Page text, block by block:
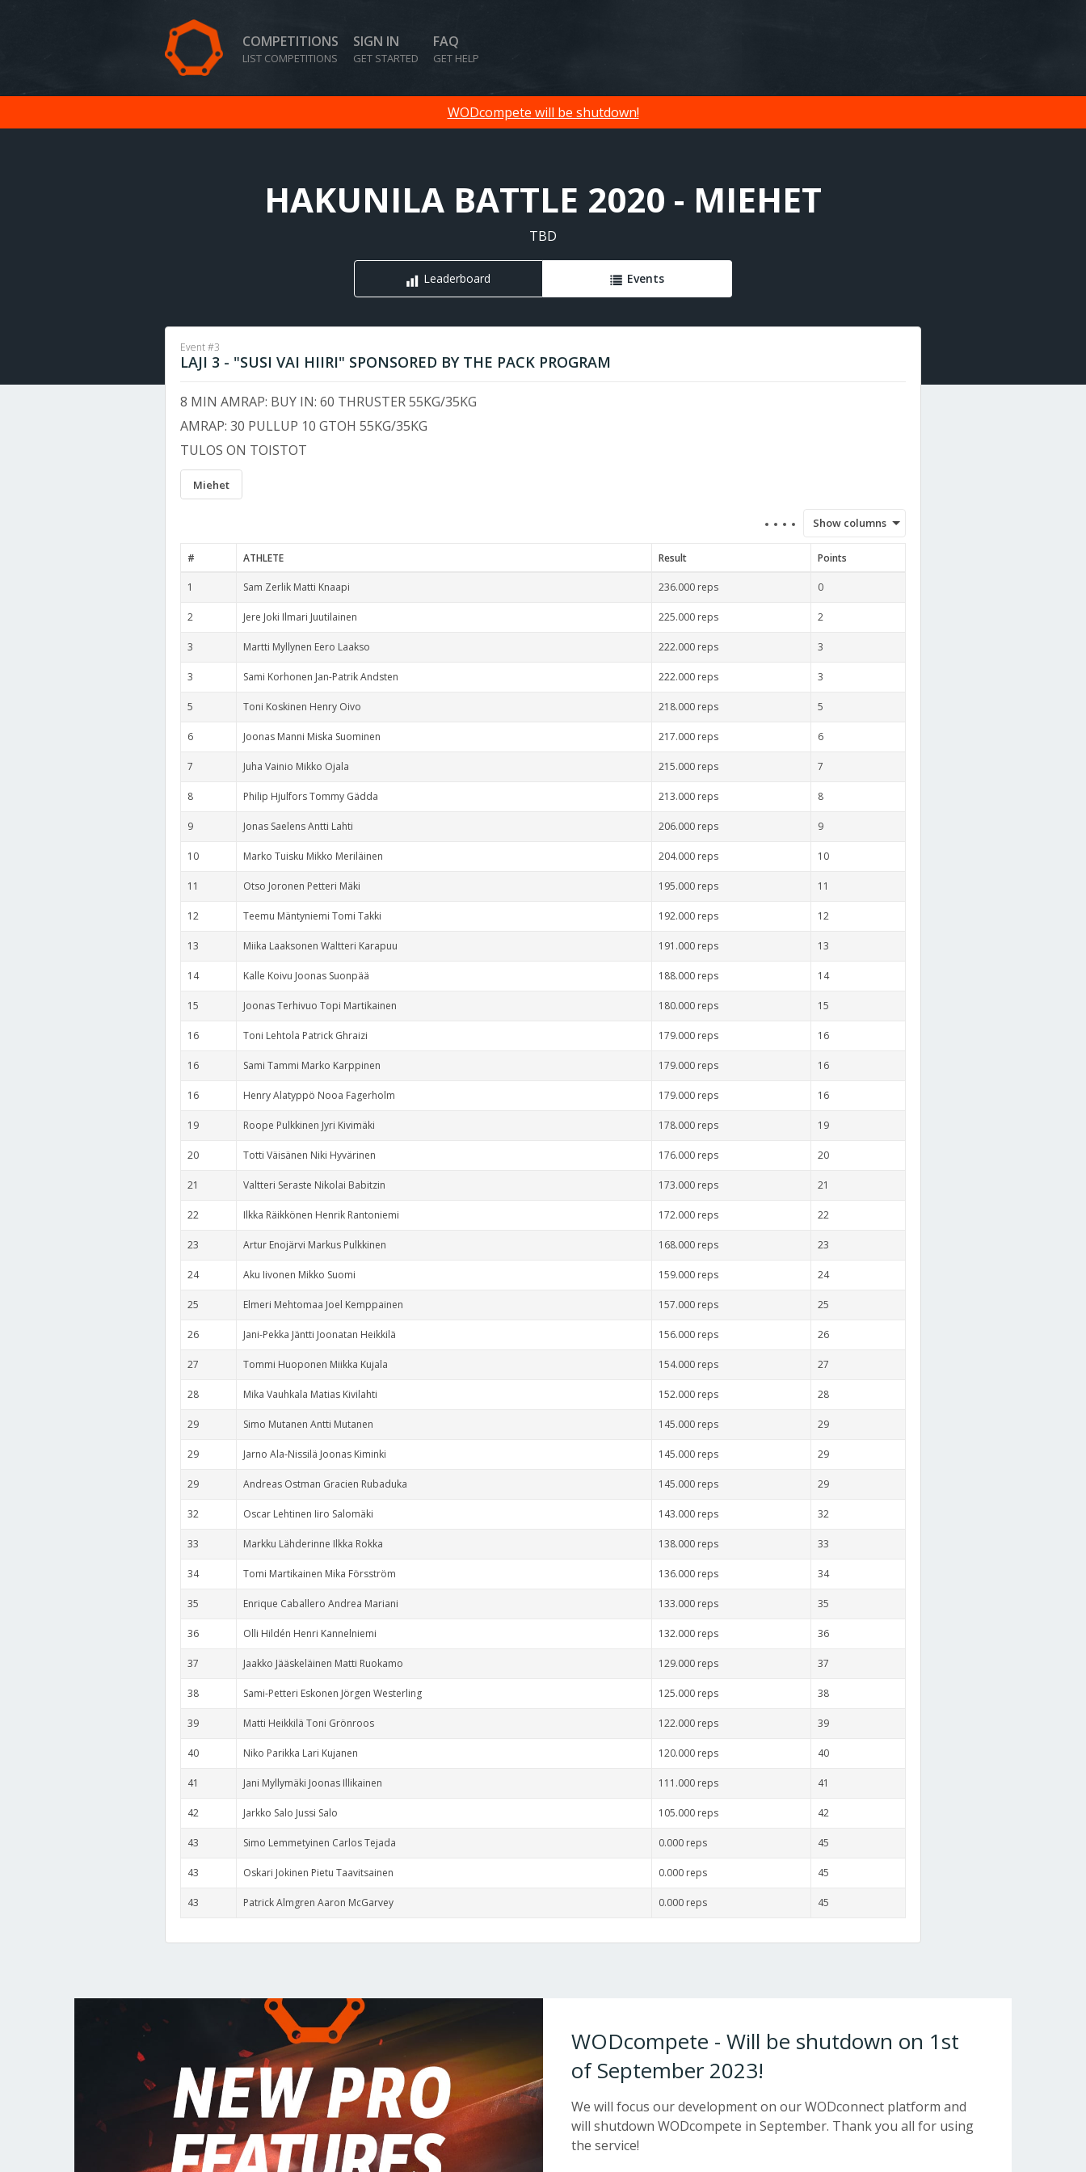
COMPETITIONS
LIST COMPETITIONS
SIGN IN
GET STARTED
FAQ
GET HELP
WODcompete will be shutdown!
HAKUNILA BATTLE 2020 - MIEHET
TBD
Leaderboard Events
Event #3
LAJI 3 - "SUSI VAI HIIRI" SPONSORED BY THE PACK PROGRAM
8 MIN AMRAP: BUY IN: 60 THRUSTER 55KG/35KG
AMRAP: 30 PULLUP 10 GTOH 55KG/35KG
TULOS ON TOISTOT
Miehet
Show columns
# ATHLETE Result Points
1 Sam Zerlik Matti Knaapi 236.000 reps 0
2 Jere Joki Ilmari Juutilainen 225.000 reps 2
3 Martti Myllynen Eero Laakso 222.000 reps 3
3 Sami Korhonen Jan-Patrik Andsten 222.000 reps 3
5 Toni Koskinen Henry Oivo 218.000 reps 5
6 Joonas Manni Miska Suominen 217.000 reps 6
7 Juha Vainio Mikko Ojala 215.000 reps 7
8 Philip Hjulfors Tommy Gädda 213.000 reps 8
9 Jonas Saelens Antti Lahti 206.000 reps 9
10 Marko Tuisku Mikko Meriläinen 204.000 reps 10
11 Otso Joronen Petteri Mäki 195.000 reps 11
12 Teemu Mäntyniemi Tomi Takki 192.000 reps 12
13 Miika Laaksonen Waltteri Karapuu 191.000 reps 13
14 Kalle Koivu Joonas Suonpää 188.000 reps 14
15 Joonas Terhivuo Topi Martikainen 180.000 reps 15
16 Toni Lehtola Patrick Ghraizi 179.000 reps 16
16 Sami Tammi Marko Karppinen 179.000 reps 16
16 Henry Alatyppö Nooa Fagerholm 179.000 reps 16
19 Roope Pulkkinen Jyri Kivimäki 178.000 reps 19
20 Totti Väisänen Niki Hyvärinen 176.000 reps 20
21 Valtteri Seraste Nikolai Babitzin 173.000 reps 21
22 Ilkka Räikkönen Henrik Rantoniemi 172.000 reps 22
23 Artur Enojärvi Markus Pulkkinen 168.000 reps 23
24 Aku Iivonen Mikko Suomi 159.000 reps 24
25 Elmeri Mehtomaa Joel Kemppainen 157.000 reps 25
26 Jani-Pekka Jäntti Joonatan Heikkilä 156.000 reps 26
27 Tommi Huoponen Miikka Kujala 154.000 reps 27
28 Mika Vauhkala Matias Kivilahti 152.000 reps 28
29 Simo Mutanen Antti Mutanen 145.000 reps 29
29 Jarno Ala-Nissilä Joonas Kiminki 145.000 reps 29
29 Andreas Ostman Gracien Rubaduka 145.000 reps 29
32 Oscar Lehtinen Iiro Salomäki 143.000 reps 32
33 Markku Lähderinne Ilkka Rokka 138.000 reps 33
34 Tomi Martikainen Mika Försström 136.000 reps 34
35 Enrique Caballero Andrea Mariani 133.000 reps 35
36 Olli Hildén Henri Kannelniemi 132.000 reps 36
37 Jaakko Jääskeläinen Matti Ruokamo 129.000 reps 37
38 Sami-Petteri Eskonen Jörgen Westerling 125.000 reps 38
39 Matti Heikkilä Toni Grönroos 122.000 reps 39
40 Niko Parikka Lari Kujanen 120.000 reps 40
41 Jani Myllymäki Joonas Illikainen 111.000 reps 41
42 Jarkko Salo Jussi Salo 105.000 reps 42
43 Simo Lemmetyinen Carlos Tejada 0.000 reps 45
43 Oskari Jokinen Pietu Taavitsainen 0.000 reps 45
43 Patrick Almgren Aaron McGarvey 0.000 reps 45
WODcompete - Will be shutdown on 1st
of September 2023!
We will focus our development on our WODconnect platform and
will shutdown WODcompete in September. Thank you all for using
the service!